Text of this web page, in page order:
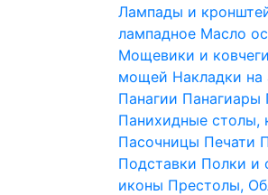
Лампады и
лампадное Масло
Мощевики и
мощей Накладки на
Панагии Панагиары
Панихидные столы,
Пасочницы Печати
Подставки Полки и
иконы Престолы,